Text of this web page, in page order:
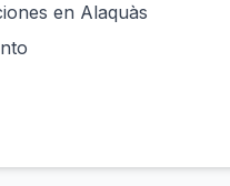
en Alaquàs